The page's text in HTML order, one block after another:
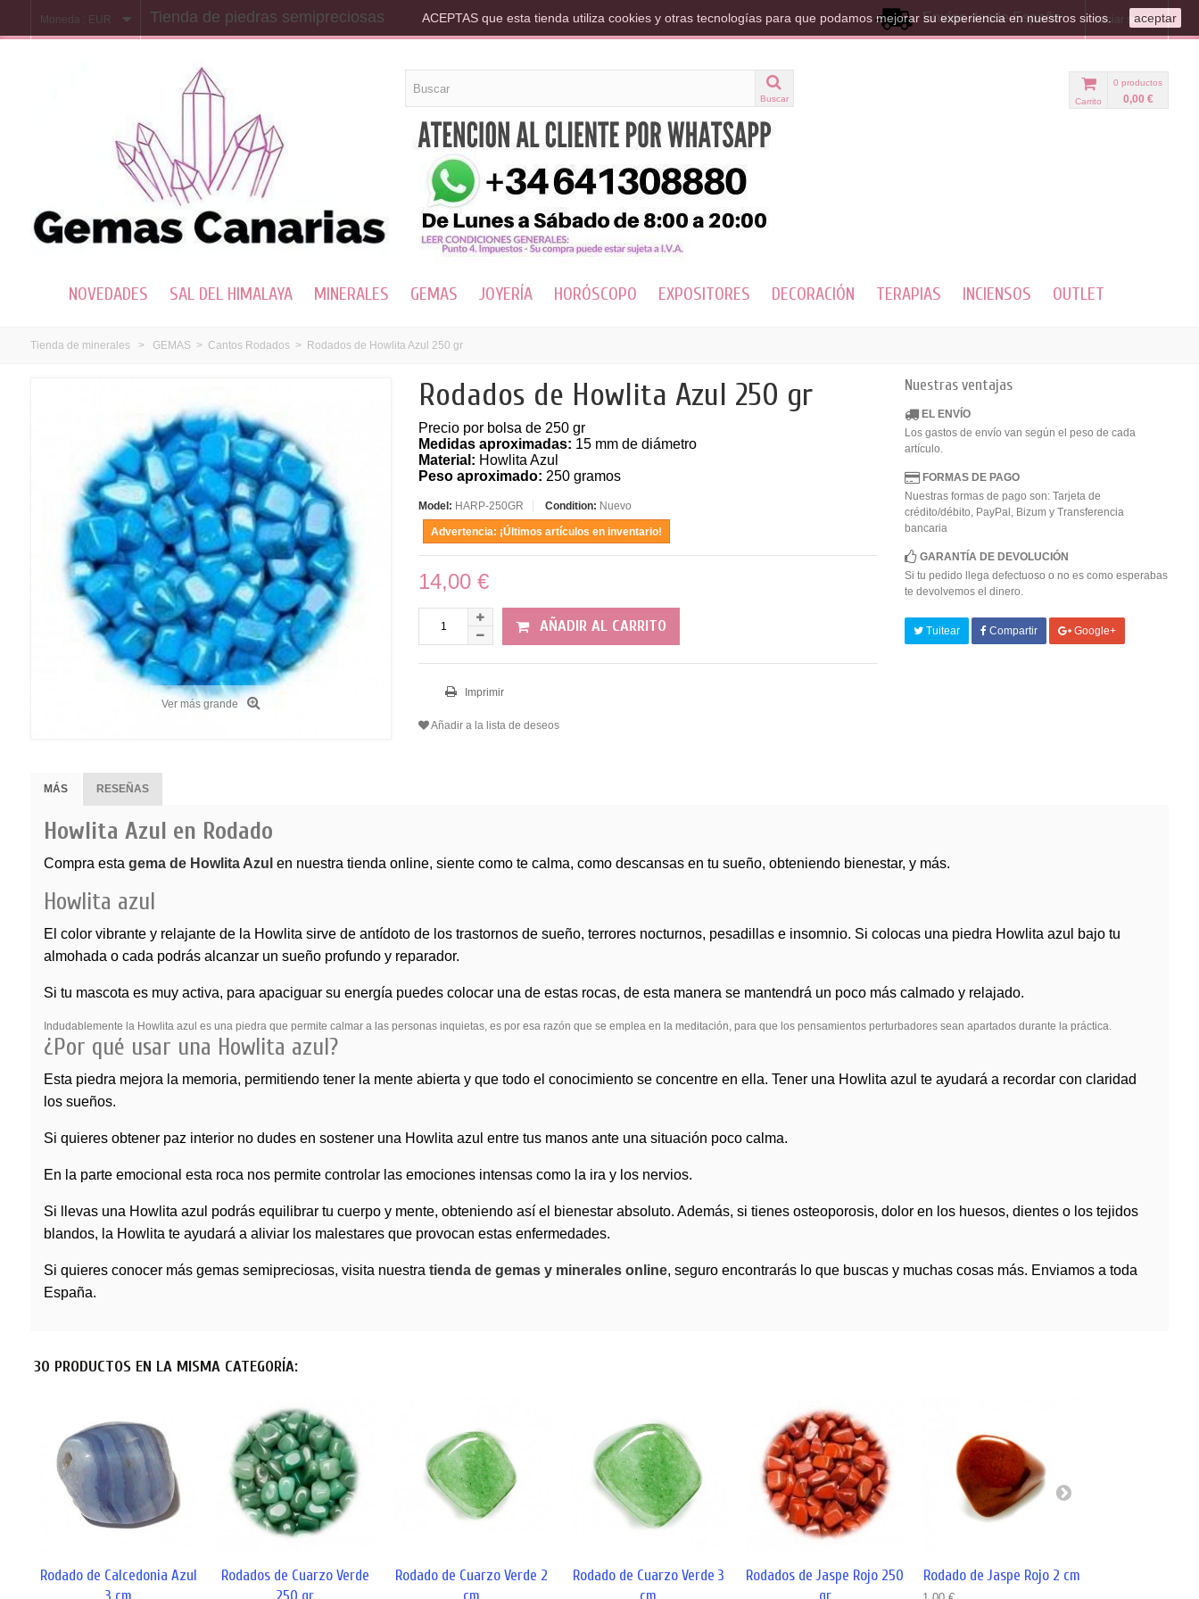
ACEPTAS que esta tienda utiliza cookies y otras tecnologías para que podamos mejorar su experiencia en nuestros sitios. aceptar
Moneda : EUR Iniciar sesión
Tienda de piedras semipreciosas Envíos desde España
Buscar
0 productos
0,00 €
Carrito
NOVEDADES SAL DEL HIMALAYA MINERALES GEMAS JOYERÍA HORÓSCOPO EXPOSITORES DECORACIÓN TERAPIAS INCIENSOS OUTLET
Tienda de minerales > GEMAS > Cantos Rodados > Rodados de Howlita Azul 250 gr
Ver más grande
Rodados de Howlita Azul 250 gr
Precio por bolsa de 250 gr
Medidas aproximadas: 15 mm de diámetro
Material: Howlita Azul
Peso aproximado: 250 gramos
Model: HARP-250GR Condition: Nuevo
Advertencia: ¡Últimos artículos en inventario!
14,00 €
AÑADIR AL CARRITO
Imprimir
Añadir a la lista de deseos
Nuestras ventajas
EL ENVÍO
Los gastos de envío van según el peso de cada
artículo.
FORMAS DE PAGO
Nuestras formas de pago son: Tarjeta de
crédito/débito, PayPal, Bizum y Transferencia
bancaria
GARANTÍA DE DEVOLUCIÓN
Si tu pedido llega defectuoso o no es como esperabas
te devolvemos el dinero.
Tuitear Compartir Google+
MÁS RESEÑAS
Howlita Azul en Rodado
Compra esta gema de Howlita Azul en nuestra tienda online, siente como te calma, como descansas en tu sueño, obteniendo bienestar, y más.
Howlita azul
El color vibrante y relajante de la Howlita sirve de antídoto de los trastornos de sueño, terrores nocturnos, pesadillas e insomnio. Si colocas una piedra Howlita azul bajo tu
almohada o cada podrás alcanzar un sueño profundo y reparador.
Si tu mascota es muy activa, para apaciguar su energía puedes colocar una de estas rocas, de esta manera se mantendrá un poco más calmado y relajado.
Indudablemente la Howlita azul es una piedra que permite calmar a las personas inquietas, es por esa razón que se emplea en la meditación, para que los pensamientos perturbadores sean apartados durante la práctica.
¿Por qué usar una Howlita azul?
Esta piedra mejora la memoria, permitiendo tener la mente abierta y que todo el conocimiento se concentre en ella. Tener una Howlita azul te ayudará a recordar con claridad
los sueños.
Si quieres obtener paz interior no dudes en sostener una Howlita azul entre tus manos ante una situación poco calma.
En la parte emocional esta roca nos permite controlar las emociones intensas como la ira y los nervios.
Si llevas una Howlita azul podrás equilibrar tu cuerpo y mente, obteniendo así el bienestar absoluto. Además, si tienes osteoporosis, dolor en los huesos, dientes o los tejidos
blandos, la Howlita te ayudará a aliviar los malestares que provocan estas enfermedades.
Si quieres conocer más gemassemipreciosas, visita nuestra tienda de gemas y minerales online, seguro encontrarás lo que buscas y muchas cosas más. Enviamos a toda
España.
30 PRODUCTOS EN LA MISMA CATEGORÍA:
Rodado de Calcedonia Azul
Rodados de Cuarzo Verde
Rodado de Cuarzo Verde 2
Rodado de Cuarzo Verde 3
Rodados de Jaspe Rojo 250
Rodado de Jaspe Rojo 2 cm